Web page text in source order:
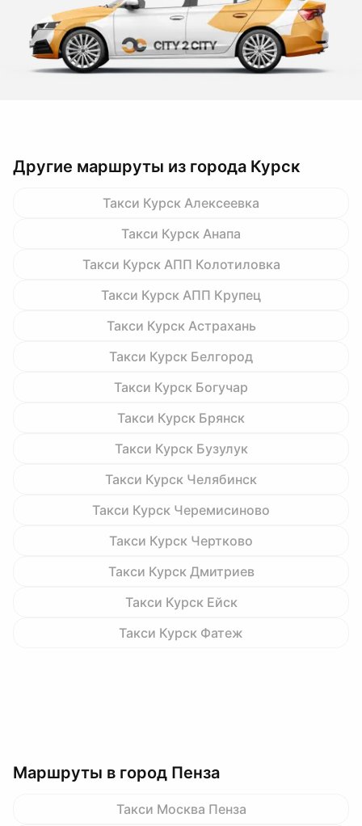
Другие маршруты из города Курск
Такси Курск Алексеевка
Такси Курск Анапа
Такси Курск АПП Колотиловка
Такси Курск АПП Крупец
Такси Курск Астрахань
Такси Курск Белгород
Такси Курск Богучар
Такси Курск Брянск
Такси Курск Бузулук
Такси Курск Челябинск
Такси Курск Черемисиново
Такси Курск Чертково
Такси Курск Дмитриев
Такси Курск Ейск
Такси Курск Фатеж
Маршруты в город Пенза
Такси Москва Пенза